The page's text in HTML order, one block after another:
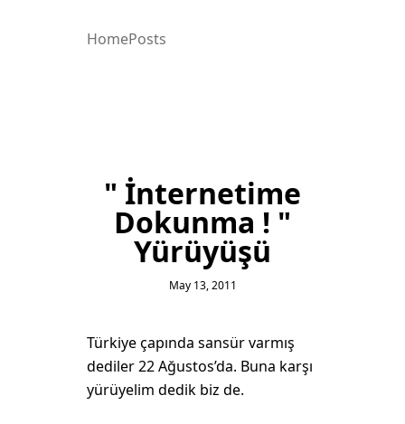
HomePosts
" İnternetime
Dokunma ! "
Yürüyüşü
May 13, 2011
Türkiye çapında sansür varmış
dediler 22 Ağustos’da. Buna karşı
yürüyelim dedik biz de.